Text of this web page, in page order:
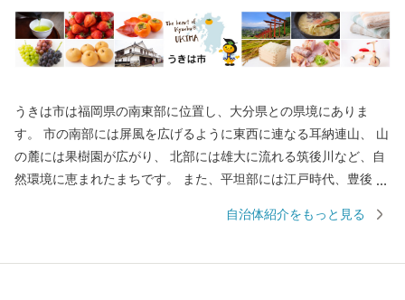
うきは市は福岡県の南東部に位置し、大分県との県境にありま
す。 市の南部には屏風を広げるように東西に連なる耳納連山、 山
の麓には果樹園が広がり、 北部には雄大に流れる筑後川など、自
然環境に恵まれたまちです。 また、平坦部には江戸時代、豊後街
作られた白壁の街並みが軒を連ね、 情緒あふれる風景が今も残り
自治体紹介をもっと見る